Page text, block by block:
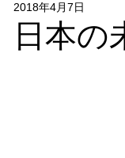
メディア出演・掲載
日本の
2018年4月7日